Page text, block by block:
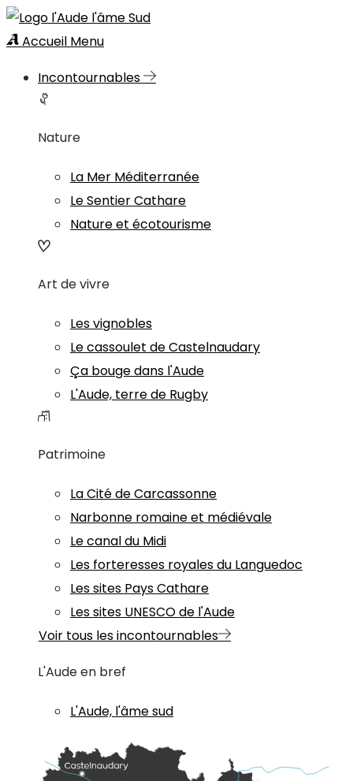
Accueil Menu
Incontournables
Nature
La Mer Méditerranée
Le Sentier Cathare
Nature et écotourisme
Art de vivre
Les vignobles
Le cassoulet de Castelnaudary
Ça bouge dans l'Aude
L'Aude, terre de Rugby
Patrimoine
La Cité de Carcassonne
Narbonne romaine et médiévale
Le canal du Midi
Les forteresses royales du Languedoc
Les sites Pays Cathare
Les sites UNESCO de l'Aude
Voir tous les incontournables
L'Aude en bref
L'Aude, l'âme sud